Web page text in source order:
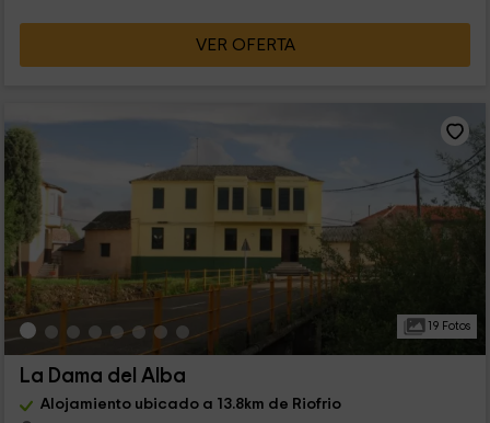
VER OFERTA
19 Fotos
La Dama del Alba
Alojamiento ubicado a 13.8km de Riofrio